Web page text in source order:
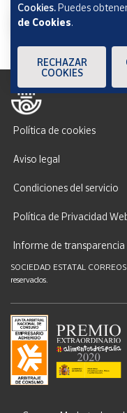
Política de cookies
Aviso legal
Condiciones del servicio
Política de Privacidad
Informe de transparencia
SOCIEDAD ESTATAL
reservados.
Cookies.Puedes
de Cookies.
RECHAZAR
COOKIES